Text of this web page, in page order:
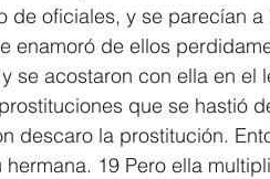
de oficiales, y se parecían
enamoró de ellos
se acostaron con ella en el
que se hastió
descaro la prostitución.
19 Pero ella